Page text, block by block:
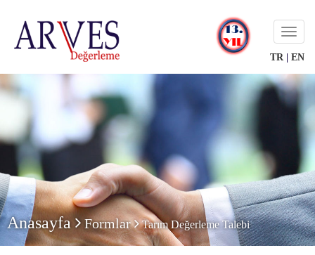
TR| EN
Anasayfa Formlar Tarım Değerleme Talebi